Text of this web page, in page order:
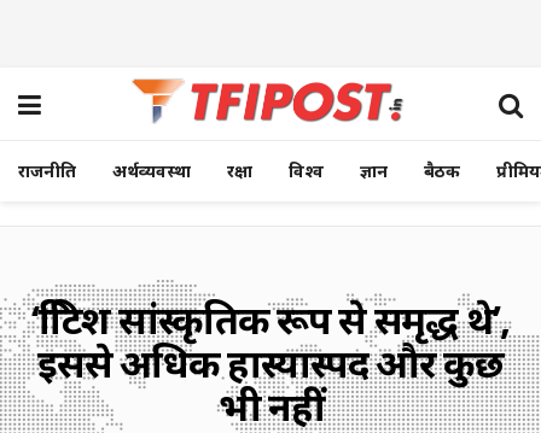
राजनीति अर्थव्यवस्था रक्षा विश्व ज्ञान बैठक
‘ब्रिटिश सांस्कृतिक रूप से समृद्ध थे’,
इससे अधिक हास्यास्पद और कुछ
भी नहीं